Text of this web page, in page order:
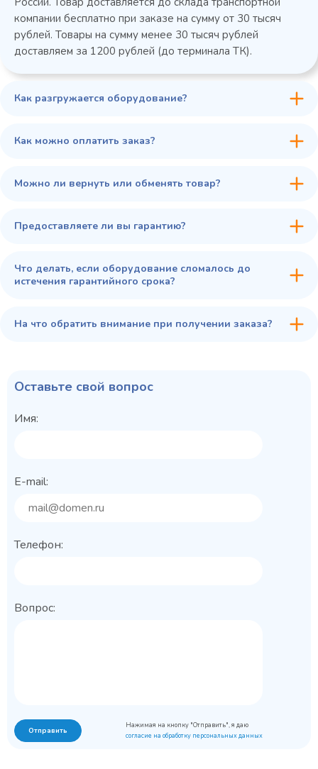
45 900 ₽
компании бесплатно при заказе на сумму от 30 тысяч
рублей. Товары на сумму менее 30 тысяч рублей
доставляем за 1200 рублей (до терминала ТК).
Как разгружается оборудование?
Как можно оплатить заказ?
Можно ли вернуть или обменять товар?
Предоставляете ли вы гарантию?
Что делать, если оборудование сломалось до
истечения гарантийного срока?
На что обратить внимание при получении заказа?
Оставьте свой вопрос
Имя:
E-mail:
Телефон:
Вопрос:
Отправить
Нажимая на кнопку "Отправить", я даю
согласие на обработку персональных данных